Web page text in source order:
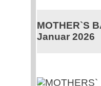
MOTHER`S
Januar 2026